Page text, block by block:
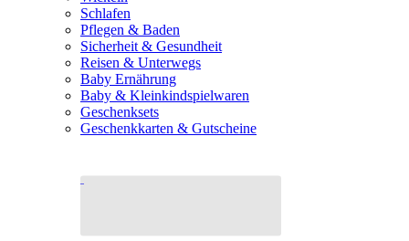
Schlafen
Pflegen & Baden
Sicherheit & Gesundheit
Reisen & Unterwegs
Baby Ernährung
Baby & Kleinkindspielwaren
Geschenksets
Geschenkkarten & Gutscheine